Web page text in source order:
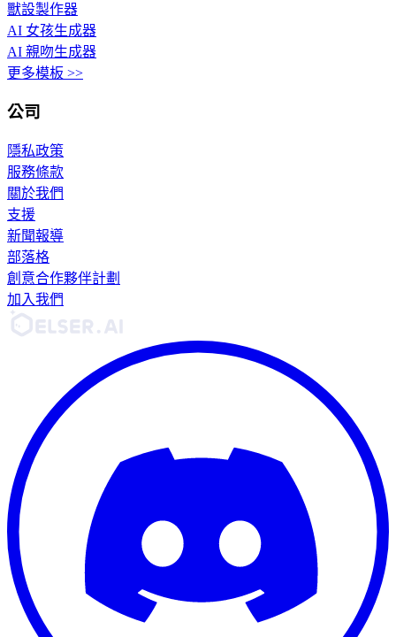
獸設製作器
AI 女孩生成器
AI 親吻生成器
更多模板 >>
公司
隱私政策
服務條款
關於我們
支援
新聞報導
部落格
創意合作夥伴計劃
加入我們